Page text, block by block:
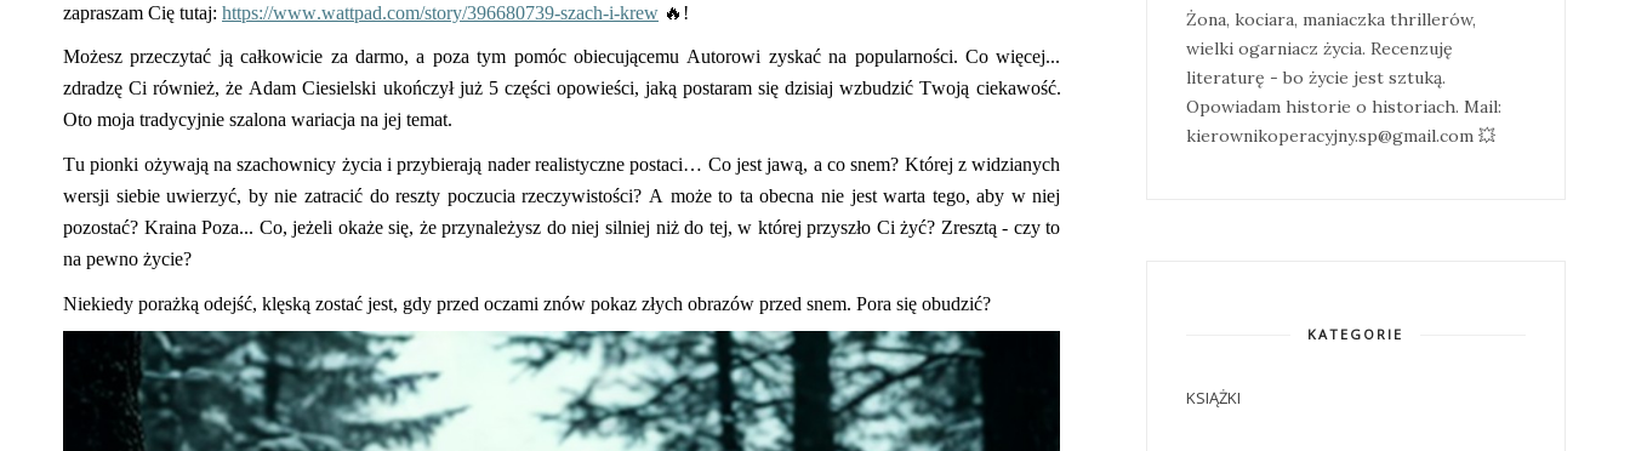
zapraszam Cię tutaj: https://www.wattpad.com/story/396680739-szach-i-krew 🔥!
Możesz przeczytać ją całkowicie za darmo, a poza tym pomóc obiecującemu Autorowi zyskać na popularności. Co więcej...
zdradzę Ci również, że Adam Ciesielski ukończył już 5 części opowieści, jaką postaram się dzisiaj wzbudzić Twoją ciekawość.
Oto moja tradycyjnie szalona wariacja na jej temat.
Tu pionki ożywają na szachownicy życia i przybierają naderrealistyczne postaci… Co jest jawą, a co snem? Której z widzianych
wersji siebie uwierzyć, by nie zatracić do reszty poczucia rzeczywistości? A może to ta obecna nie jest warta tego, aby w niej
pozostać? Kraina Poza... Co, jeżeli okaże się, że przynależysz do niej silniej niż do tej, w której przyszło Ci żyć? Zresztą - czy to
na pewno życie?
Niekiedy porażką odejść, klęską zostać jest, gdy przed oczami znów pokaz złych obrazów przed snem. Pora się obudzić?
Żona, kociara, maniaczka thrillerów,
wielki ogarniacz życia. Recenzuję
literaturę - bo życie jest sztuką.
Opowiadam historie o historiach. Mail:
kierownikoperacyjny.sp@gmail.com 💥
KATEGORIE
KSIĄŻKI